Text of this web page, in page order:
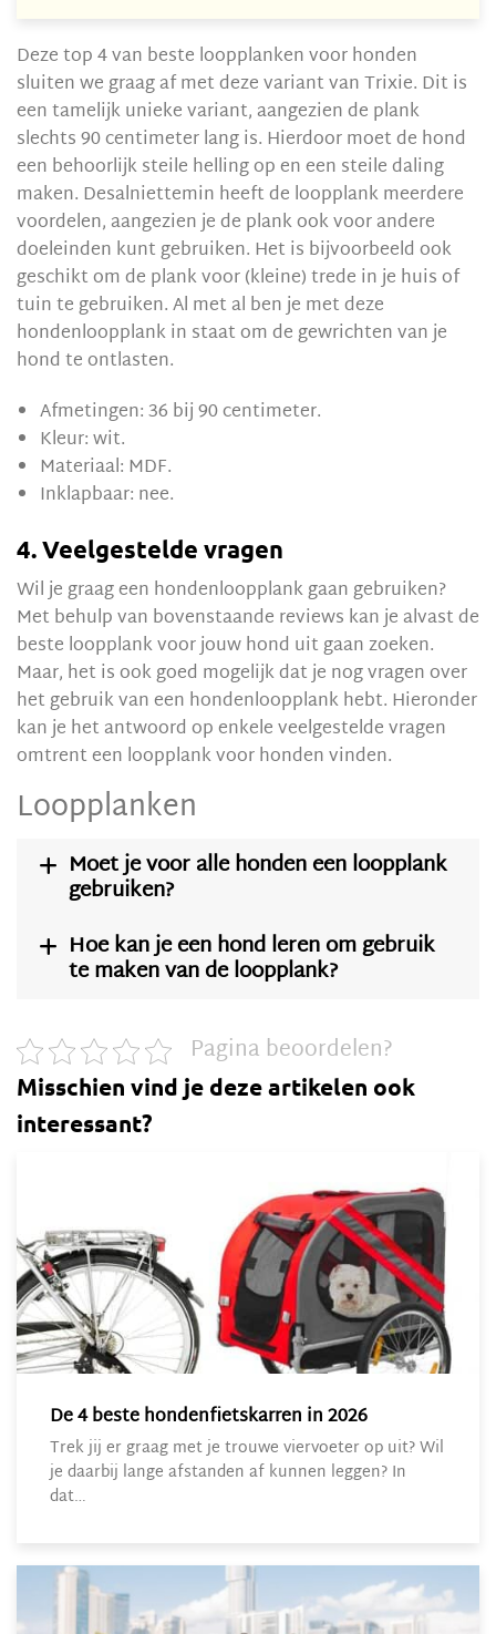
Deze top 4 van beste loopplanken voor honden
sluiten we graag af met deze variant van Trixie. Dit is
een tamelijk unieke variant, aangezien de plank
slechts 90 centimeter lang is. Hierdoor moet de hond
een behoorlijk steile helling op en een steile daling
maken. Desalniettemin heeft de loopplank meerdere
voordelen, aangezien je de plank ook voor andere
doeleinden kunt gebruiken. Het is bijvoorbeeld ook
geschikt om de plank voor (kleine) trede in je huis of
tuin te gebruiken. Al met al ben je met deze
hondenloopplank in staat om de gewrichten van je
hond te ontlasten.
Afmetingen: 36 bij 90 centimeter.
Kleur: wit.
Materiaal: MDF.
Inklapbaar: nee.
4. Veelgestelde vragen
Wil je graag een hondenloopplank gaan gebruiken?
Met behulp van bovenstaande reviews kan je alvast de
beste loopplank voor jouw hond uit gaan zoeken.
Maar, het is ook goed mogelijk dat je nog vragen over
het gebruik van een hondenloopplank hebt. Hieronder
kan je het antwoord op enkele veelgestelde vragen
omtrent een loopplank voor honden vinden.
Loopplanken
 Moet je voor alle honden een loopplank
gebruiken?
 Hoe kan je een hond leren om gebruik
te maken van de loopplank?
Pagina beoordelen?
Misschien vind je deze artikelen ook
interessant?
De 4 beste hondenfietskarren in 2026
Trek jij er graag met je trouwe viervoeter op uit? Wil
je daarbij lange afstanden af kunnen leggen? In
dat…